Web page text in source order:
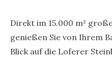
Direkt im 15.000 m²
genießen Sie von Ihrem
Blick auf die Loferer